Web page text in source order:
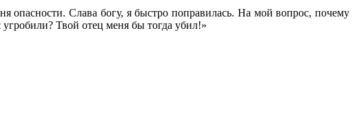
опасности. Слава богу, я быстро поправилась. На мой вопрос, почему
Твой отец меня бы тогда убил!»